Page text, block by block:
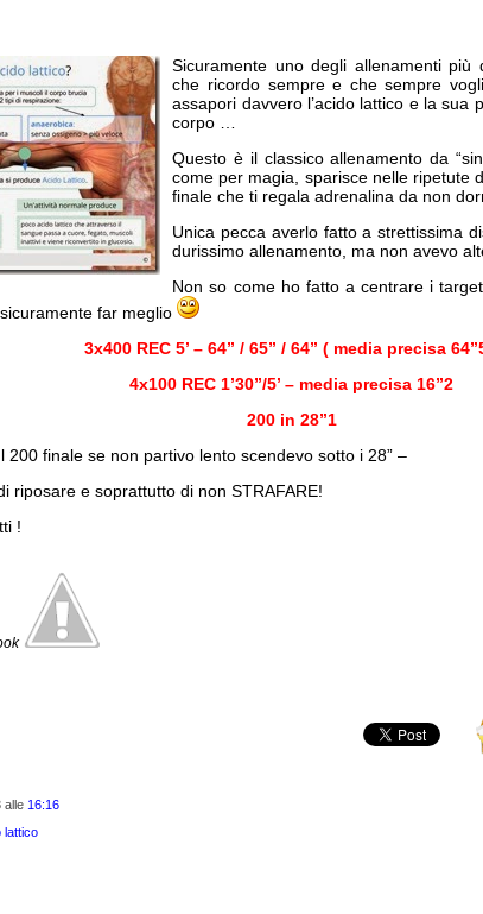
Sicuramente uno degli allenamenti
che ricordo sempre e che sempre
assapori davvero l’acido lattico e la sua
corpo …
Questo è il classico allenamento da
come per magia, sparisce nelle ripetute
finale che ti regala adrenalina da non
Unica pecca averlo fatto a strettissima
durissimo allenamento, ma non avevo
Non so come ho fatto a centrare i
far meglio
3x400 REC 5’ – 64” / 65” / 64” ( media precisa
4x100 REC 1’30”/5’ – media precisa 16”2
200 in 28”1
200 finale se non partivo lento scendevo sotto i 28” –
riposare e soprattutto di non STRAFARE!
!
alle 16:16
lattico